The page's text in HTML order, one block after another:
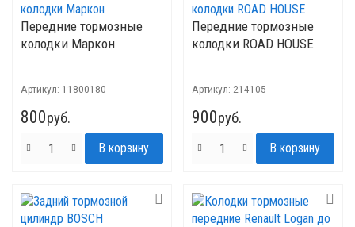
Передние тормозные
колодки Маркон
Артикул: 11800180
800руб.
Передние тормозные
колодки ROAD HOUSE
Артикул: 214105
900руб.